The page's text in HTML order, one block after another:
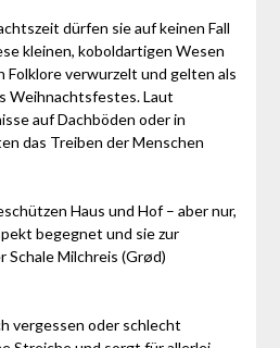
dürfen sie auf keinen Fall
kleinen, koboldartigen Wesen
Folklore verwurzelt und gelten als
Weihnachtsfestes. Laut
auf Dachböden oder in
das Treiben der Menschen
Haus und Hof – aber nur,
begegnet und sie zur
Milchreis (Grød)
vergessen oder schlecht